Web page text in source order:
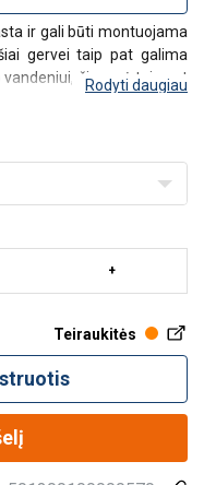
ir gali būti montuojama
gervei taip pat galima
ši gervė taip pat
gervė
Rodyti daugiau
Teiraukitės